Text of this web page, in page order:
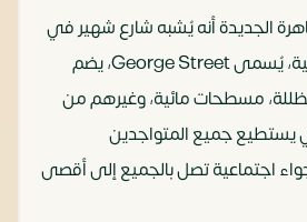
الجديدة أنه يُشبه شارع شهير في
مدينة سيدني الأسترالية، يُسمى George Street، يضم
مسطحات مائية، وغيرهم من
يستطيع جميع المتواجدين
اجتماعية تصل بالجميع إلى أقصى